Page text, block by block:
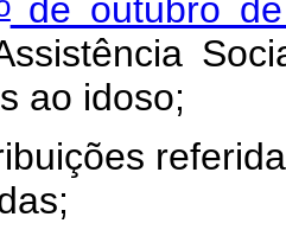
de outubro
ao idoso;